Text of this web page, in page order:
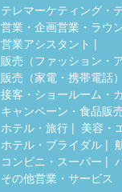
テレマーケティング・
営業・企画営業・ラウ
営業アシスタント
販売（ファッション・
販売（家電・携帯電話）
接客・ショールーム・
キャンペーン・食品販
ホテル・旅行
美容・
ホテル・ブライダル
コンビニ・スーパー
その他営業・サービス